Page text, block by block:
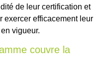
de leur certification et
exercer efficacement leur
vigueur.
couvre la